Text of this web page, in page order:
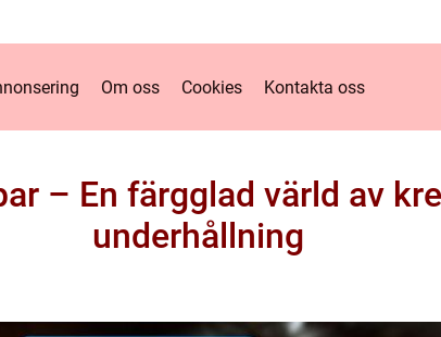
Om oss Cookies Kontakta oss
– En färgglad värld av
underhållning